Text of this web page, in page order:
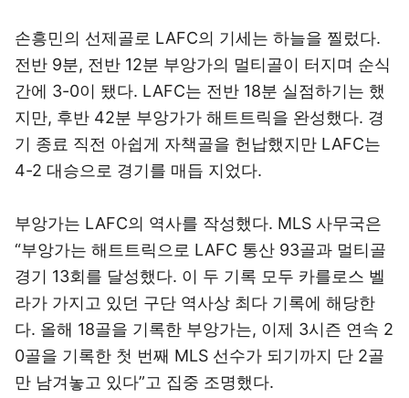
손흥민의 선제골로 LAFC의 기세는 하늘을 찔렀다.
전반 9분, 전반 12분 부앙가의 멀티골이 터지며 순식
간에 3-0이 됐다. LAFC는 전반 18분 실점하기는 했
지만, 후반 42분 부앙가가 해트트릭을 완성했다. 경
기 종료 직전 아쉽게 자책골을 헌납했지만 LAFC는
4-2 대승으로 경기를 매듭 지었다.
부앙가는 LAFC의 역사를 작성했다. MLS 사무국은
“부앙가는 해트트릭으로 LAFC 통산 93골과 멀티골
경기 13회를 달성했다. 이 두 기록 모두 카를로스 벨
라가 가지고 있던 구단 역사상 최다 기록에 해당한
다. 올해 18골을 기록한 부앙가는, 이제 3시즌 연속 2
0골을 기록한 첫 번째 MLS 선수가 되기까지 단 2골
만 남겨놓고 있다”고 집중 조명했다.